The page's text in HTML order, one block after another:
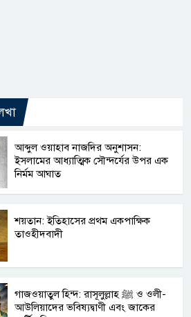
আব্দুল ওয়াহাব নাজদির অনুশাসন:
ইসলামের আধ্যাত্মিক সৌন্দর্যের উপর এক
নির্মম আঘাত
শয়তান: ইতিহাসের প্রথম একপাক্ষিক
তাওহীদবাদী
গাজওয়াতুল হিন্দ: রাসূলুল্লাহ ﷺ ও ওলী-
আউলিয়াদের ভবিষ্যদ্বাণী এবং জাকের